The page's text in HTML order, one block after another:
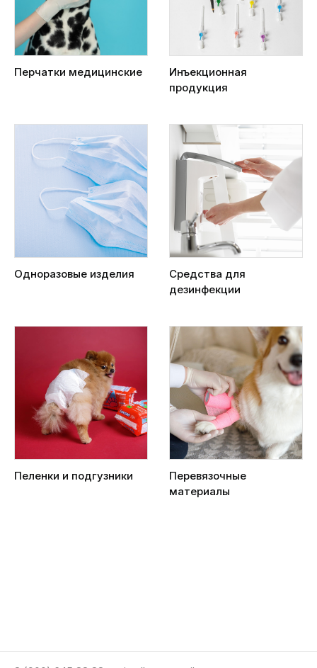
Перчатки медицинские
Инъекционная
продукция
Одноразовые изделия
Средства для
дезинфекции
Пеленки и подгузники
Перевязочные
материалы